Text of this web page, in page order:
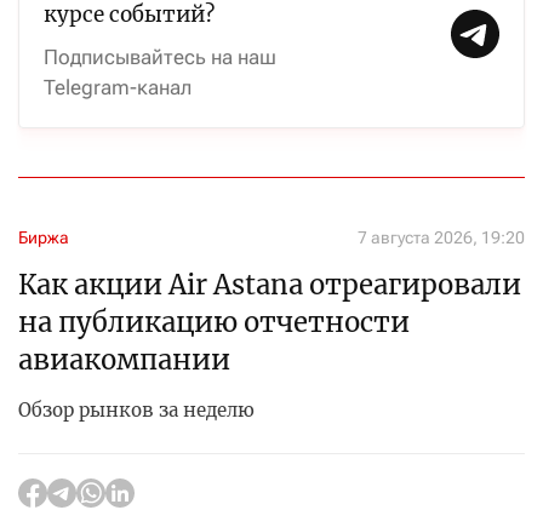
курсе событий?
Подписывайтесь на наш
Telegram-канал
Биржа 7 августа 2026, 19:20
Как акции Air Astana отреагировали
на публикацию отчетности
авиакомпании
Обзор рынков за неделю